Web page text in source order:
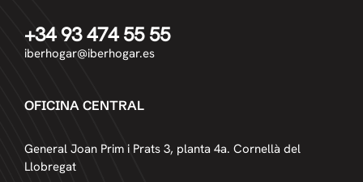
+34 93 474 55 55
iberhogar@iberhogar.es
OFICINA CENTRAL
General Joan Prim i Prats 3, planta 4a. Cornellà del
Llobregat